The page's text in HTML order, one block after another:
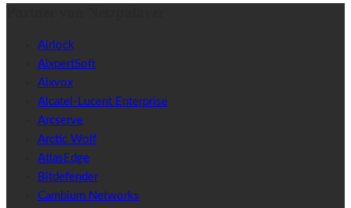
Airlock
AixpertSoft
Aixvox
Alcatel-Lucent Enterprise
Arcserve
Arctic Wolf
AtlasEdge
Bitdefender
Cambium Networks